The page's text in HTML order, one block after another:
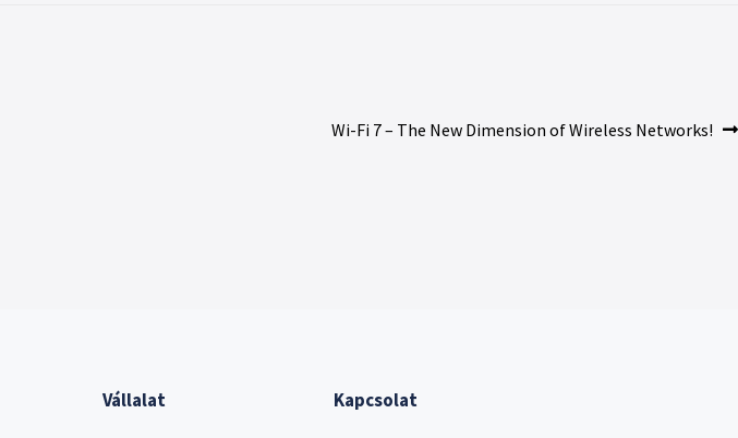
Wi-Fi 7 – The New Dimension of Wireless Networks!
Vállalat Kapcsolat